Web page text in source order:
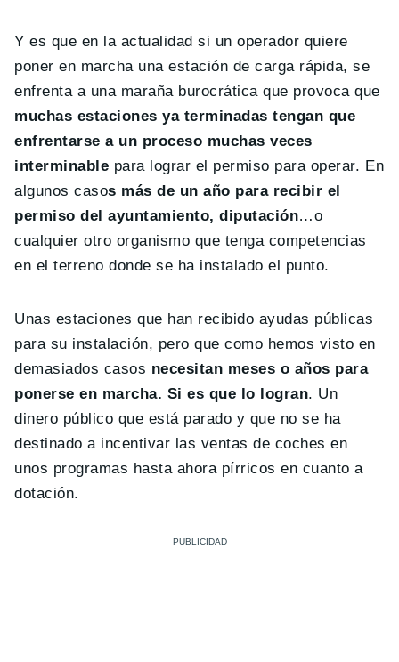
Y es que en la actualidad si un operador quiere
poner en marcha una estación de carga rápida, se
enfrenta a una maraña burocrática que provoca que
muchas estaciones ya terminadas tengan que
enfrentarse a un proceso muchas veces
interminable para lograr el permiso para operar. En
algunos casos más de un año para recibir el
permiso del ayuntamiento, diputación…o
cualquier otro organismo que tenga competencias
en el terreno donde se ha instalado el punto.
Unas estaciones que han recibido ayudas públicas
para su instalación, pero que como hemos visto en
demasiados casos necesitan meses o años para
ponerse en marcha. Si es que lo logran. Un
dinero público que está parado y que no se ha
destinado a incentivar las ventas de coches en
unos programas hasta ahora pírricos en cuanto a
dotación.